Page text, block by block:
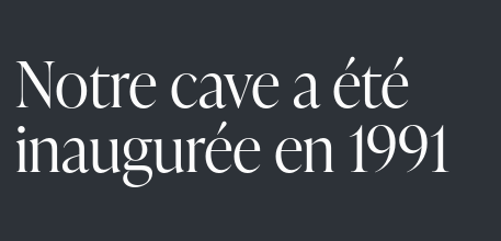
Notre cave a été
inaugurée en 1991